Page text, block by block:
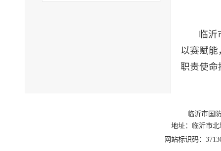
临沂
以赛赋
职责使命
临沂市国
地址：临沂市
网站标识码：